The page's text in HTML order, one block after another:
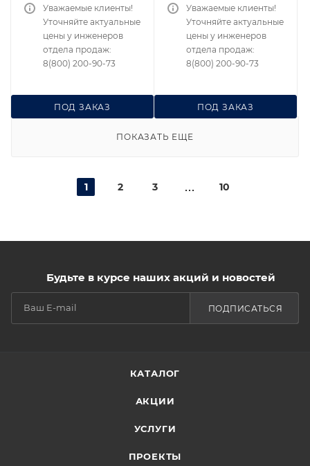
ПОД ЗАКАЗ
Уважаемые клиенты!
Уточняйте актуальные
цены у инженеров
отдела продаж:
8(800) 200-90-73
ПОД ЗАКАЗ
Уважаемые клиенты!
Уточняйте актуальные
цены у инженеров
отдела продаж:
8(800) 200-90-73
ПОКАЗАТЬ ЕЩЕ
1 2 3 10
Будьте в курсе наших акций и новостей
ПОДПИСАТЬСЯ
КАТАЛОГ
АКЦИИ
УСЛУГИ
ПРОЕКТЫ